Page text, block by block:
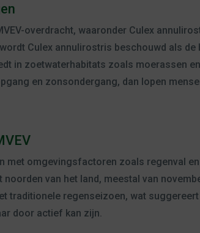
overdracht, waaronder Culex
Culex annulirostris beschouwd als
in zoetwaterhabitats zoals moerassen
en zonsondergang, dan lopen
met omgevingsfactoren zoals regenval
van het land, meestal van
traditionele regenseizoen, wat
door actief kan zijn.